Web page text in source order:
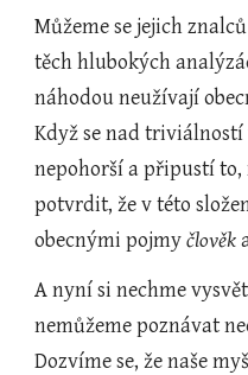
Můžeme se jejich
těch hlubokých
náhodou neužívají
Když se nad
nepohorší a připustí to,
potvrdit, že v této
obecnými pojmy člověk
A nyní si nechme
nemůžeme poznávat
Dozvíme se, že naše